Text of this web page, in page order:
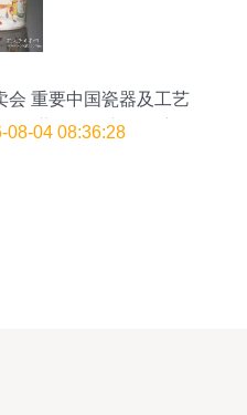
会 重要中国瓷器及工艺
收藏品零售市场观察
08-04 08:36:28